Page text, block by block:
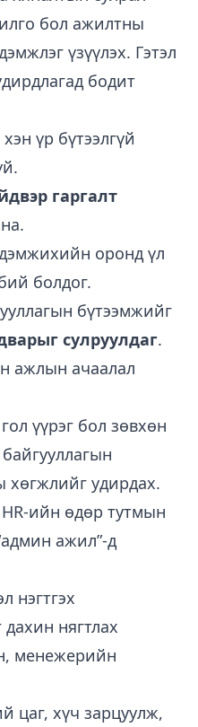
бол ажилтны
үзүүлэх. Гэтэл
бодит
үр бүтээлгүй
гаргалт
оронд үл
болдог.
бүтээмжийг
сулруулдаг.
ажлын ачаалал
үүрэг бол зөвхөн
хөгжлийг удирдах.
HR-ийн өдөр тутмын
ажил”-д
нэгтгэх
нягтлах
менежерийн
цаг, хүч зарцуулж,